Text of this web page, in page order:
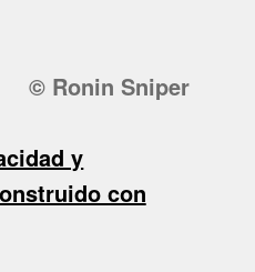
© Ronin Sniper
y
con